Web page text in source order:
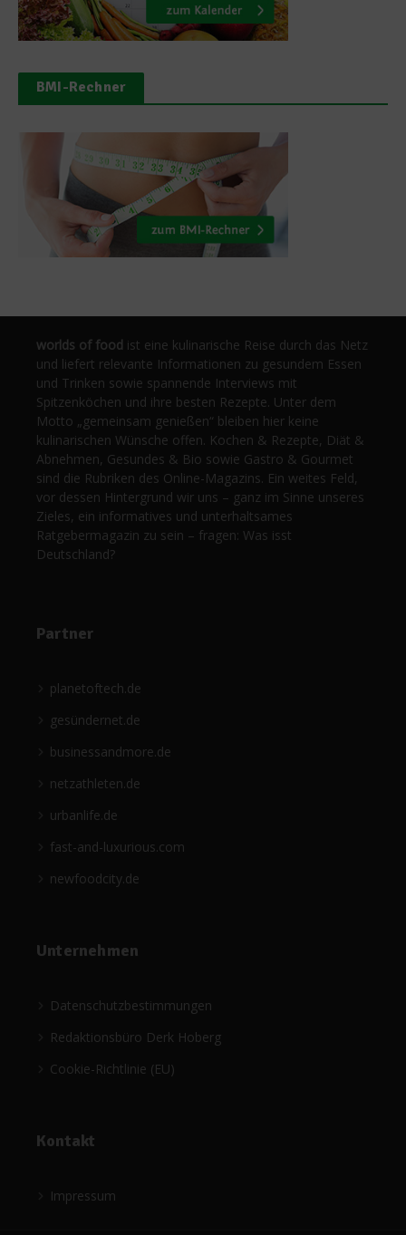
BMI-Rechner
worlds of food ist eine kulinarische Reise durch das Netz
und liefert relevante Informationen zu gesundem Essen
und Trinken sowie spannende Interviews mit
Spitzenköchen und ihre besten Rezepte. Unter dem
Motto „gemeinsam genießen“ bleiben hier keine
kulinarischen Wünsche offen. Kochen & Rezepte, Diät &
Abnehmen, Gesundes & Bio sowie Gastro & Gourmet
sind die Rubriken des Online-Magazins. Ein weites Feld,
vor dessen Hintergrund wir uns – ganz im Sinne unseres
Zieles, ein informatives und unterhaltsames
Ratgebermagazin zu sein – fragen: Was isst
Deutschland?
Partner
planetoftech.de
gesündernet.de
businessandmore.de
netzathleten.de
urbanlife.de
fast-and-luxurious.com
newfoodcity.de
Unternehmen
Datenschutzbestimmungen
Redaktionsbüro Derk Hoberg
Cookie-Richtlinie (EU)
Kontakt
Impressum